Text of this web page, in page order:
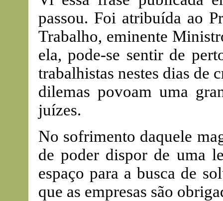
passou. Foi atribuída ao
Trabalho, eminente
ela, pode-se sentir de
trabalhistas nestes dias de
dilemas povoam uma
juízes.
No sofrimento daquele
de poder dispor de uma
espaço para a busca de
que as empresas são